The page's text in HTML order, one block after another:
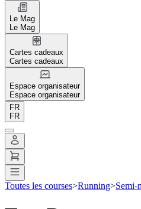
Le Mag
Le Mag
Cartes cadeaux
Cartes cadeaux
Espace organisateur
Espace organisateur
FR
FR
Toutes les courses>Running>Semi-